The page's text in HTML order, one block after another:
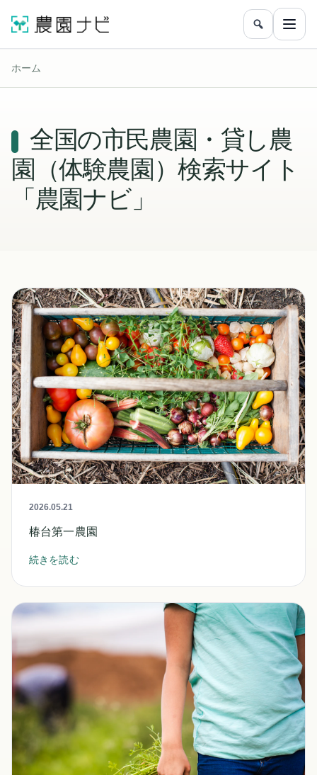
農園をフ
メニ
ホーム
全国の市民農園・貸し農
園（体験農園）検索サイト
「農園ナビ」
2026.05.21
椿台第一農園
続きを読む